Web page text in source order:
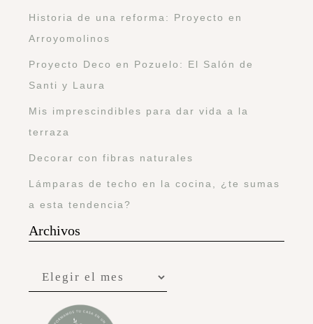
Historia de una reforma: Proyecto en
Arroyomolinos
Proyecto Deco en Pozuelo: El Salón de
Santi y Laura
Mis imprescindibles para dar vida a la
terraza
Decorar con fibras naturales
Lámparas de techo en la cocina, ¿te sumas
a esta tendencia?
Archivos